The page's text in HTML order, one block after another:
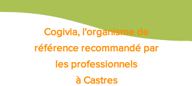
Cogivia, l'organisme de
référence recommandé par
les professionnels
à Castres